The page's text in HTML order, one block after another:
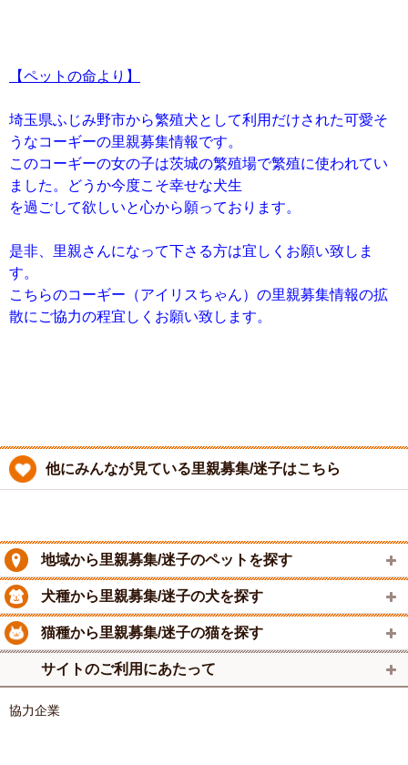
【ペットの命より】
埼玉県ふじみ野市から繁殖犬として利用だけされた可愛そ
うなコーギーの里親募集情報です。
このコーギーの女の子は茨城の繁殖場で繁殖に使われてい
ました。どうか今度こそ幸せな犬生
を過ごして欲しいと心から願っております。
是非、里親さんになって下さる方は宜しくお願い致しま
す。
こちらのコーギー（アイリスちゃん）の里親募集情報の拡
散にご協力の程宜しくお願い致します。
他にみんなが見ている里親募集/迷子はこちら
地域から里親募集/迷子のペットを探す
犬種から里親募集/迷子の犬を探す
猫種から里親募集/迷子の猫を探す
サイトのご利用にあたって
協力企業